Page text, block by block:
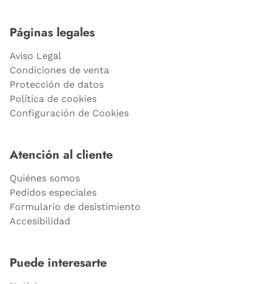
Páginas legales
Aviso Legal
Condiciones de venta
Protección de datos
Política de cookies
Configuración de Cookies
Atención al cliente
Quiénes somos
Pedidos especiales
Formulario de desistimiento
Accesibilidad
Puede interesarte